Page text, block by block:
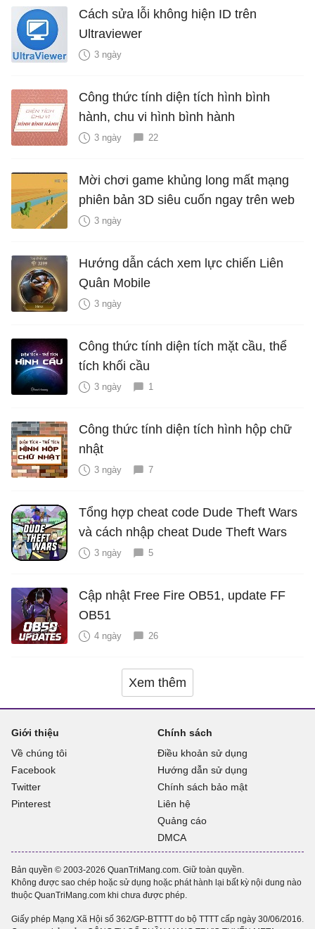
Cách sửa lỗi không hiện ID trên
Ultraviewer
3 ngày
Công thức tính diện tích hình bình
hành, chu vi hình bình hành
3 ngày 22
Mời chơi game khủng long mất mạng
phiên bản 3D siêu cuốn ngay trên web
3 ngày
Hướng dẫn cách xem lực chiến Liên
Quân Mobile
3 ngày
Công thức tính diện tích mặt cầu, thể
tích khối cầu
3 ngày 1
Công thức tính diện tích hình hộp chữ
nhật
3 ngày 7
Tổng hợp cheat code Dude Theft Wars
và cách nhập cheat Dude Theft Wars
3 ngày 5
Cập nhật Free Fire OB51, update FF
OB51
4 ngày 26
Xem thêm
Giới thiệu
Về chúng tôi
Facebook
Twitter
Pinterest
Chính sách
Điều khoản sử dụng
Hướng dẫn sử dụng
Chính sách bảo mật
Liên hệ
Quảng cáo
DMCA
Bản quyền © 2003-2026 QuanTriMang.com. Giữ toàn quyền.
Không được sao chép hoặc sử dụng hoặc phát hành lại bất kỳ nội dung nào
thuộc QuanTriMang.com khi chưa được phép.
Giấy phép Mạng Xã Hội số 362/GP-BTTTT do bộ TTTT cấp ngày 30/06/2016.